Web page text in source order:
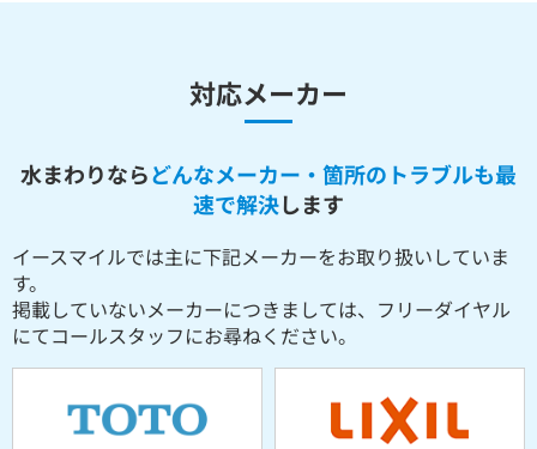
対応メーカー
水まわりならどんなメーカー・箇所のトラブルも最
速で解決します
イースマイルでは主に下記メーカーをお取り扱いしていま
す。
掲載していないメーカーにつきましては、フリーダイヤル
にてコールスタッフにお尋ねください。